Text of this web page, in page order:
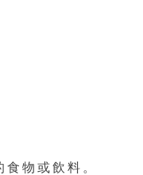
物或飲料。